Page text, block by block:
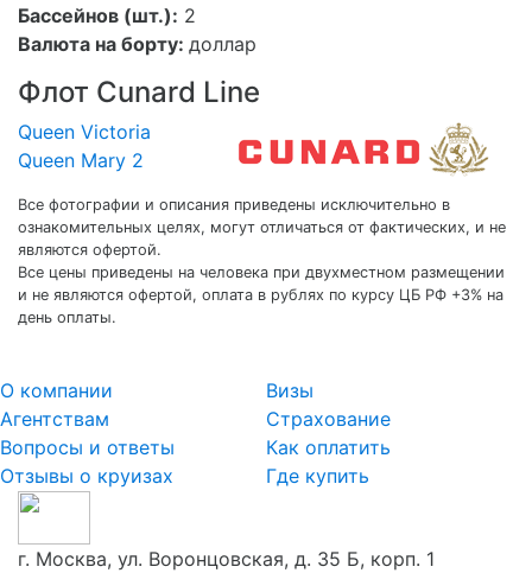
Бассейнов (шт.): 2
Валюта на борту: доллар
Флот Cunard Line
Queen Victoria
Queen Mary 2
Все фотографии и описания приведены исключительно в
ознакомительных целях, могут отличаться от фактических, и не
являются офертой.
Все цены приведены на человека при двухместном размещении
и не являются офертой, оплата в рублях по курсу ЦБ РФ +3% на
день оплаты.
О компании
Агентствам
Вопросы и ответы
Отзывы о круизах
Визы
Страхование
Как оплатить
Где купить
г. Москва, ул. Воронцовская, д. 35 Б, корп. 1